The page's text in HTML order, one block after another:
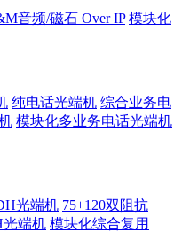
音频/磁石 Over IP 模块化
纯电话光端机 综合业务电
模块化多业务电话光端机
光端机 75+120双阻抗
光端机 模块化综合复用